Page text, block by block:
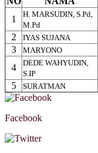
1
H. MARSUDIN, S.Pd,
M.Pd
2 IYAS SUJANA
3 MARYONO
4
DEDE WAHYUDIN,
S.IP
5 SURATMAN
Facebook